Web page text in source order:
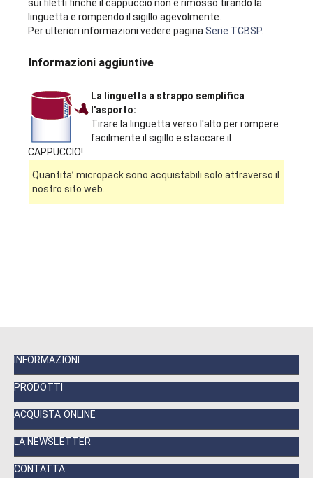
sui filetti finché il cappuccio non è rimosso tirando la
linguetta e rompendo il sigillo agevolmente.
Per ulteriori informazioni vedere paginaSerie TCBSP.
Informazioni aggiuntive
La linguetta a strappo semplifica
l'asporto:
Tirare la linguetta verso l'alto per rompere
facilmente il sigillo e staccare il
CAPPUCCIO!
Quantita’ micropack sono acquistabili solo attraverso il
nostro sito web.
INFORMAZIONI
PRODOTTI
ACQUISTA ONLINE
LA NEWSLETTER
CONTATTA